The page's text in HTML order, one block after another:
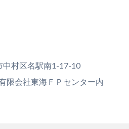
中村区名駅南1-17-10
限会社東海ＦＰセンター内